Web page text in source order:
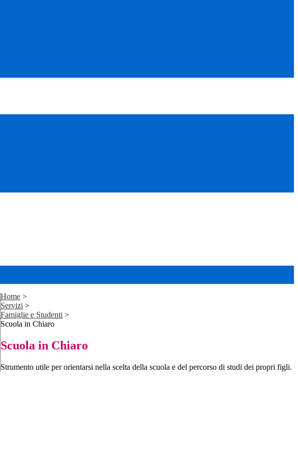
Home >
Servizi >
Famiglie e Studenti >
Scuola in Chiaro
Scuola in Chiaro
Strumento utile per orientarsi nella scelta della scuola e del percorso di studi dei propri figli.